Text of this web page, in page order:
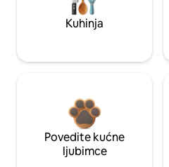
Kuhinja
Povedite kućne
ljubimce